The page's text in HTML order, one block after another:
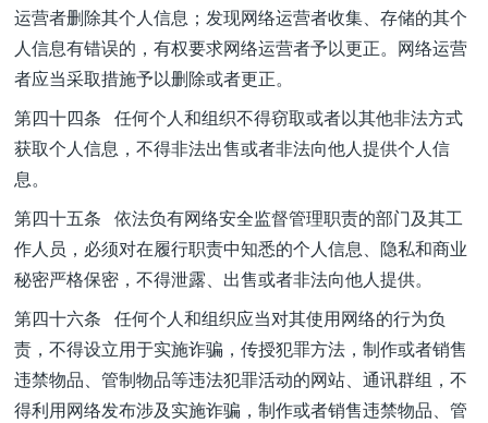
运营者删除其个人信息；发现网络运营者收集、存储的其个
人信息有错误的，有权要求网络运营者予以更正。网络运营
者应当采取措施予以删除或者更正。
第四十四条 任何个人和组织不得窃取或者以其他非法方式
获取个人信息，不得非法出售或者非法向他人提供个人信
息。
第四十五条 依法负有网络安全监督管理职责的部门及其工
作人员，必须对在履行职责中知悉的个人信息、隐私和商业
秘密严格保密，不得泄露、出售或者非法向他人提供。
第四十六条 任何个人和组织应当对其使用网络的行为负
责，不得设立用于实施诈骗，传授犯罪方法，制作或者销售
违禁物品、管制物品等违法犯罪活动的网站、通讯群组，不
得利用网络发布涉及实施诈骗，制作或者销售违禁物品、管